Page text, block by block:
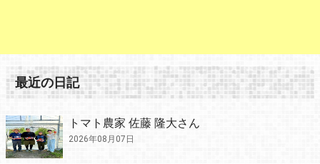
最近の日記
トマト農家 佐藤 隆大さん
2026年08月07日